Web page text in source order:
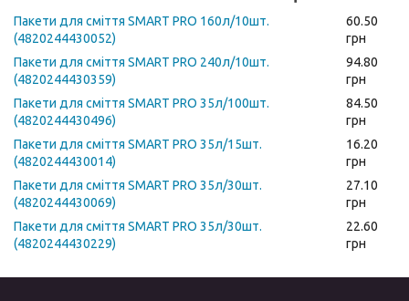
Пакети для сміття SMART PRO 160л/10шт.
(4820244430052)
60.50
грн
Пакети для сміття SMART PRO 240л/10шт.
(4820244430359)
94.80
грн
Пакети для сміття SMART PRO 35л/100шт.
(4820244430496)
84.50
грн
Пакети для сміття SMART PRO 35л/15шт.
(4820244430014)
16.20
грн
Пакети для сміття SMART PRO 35л/30шт.
(4820244430069)
27.10
грн
Пакети для сміття SMART PRO 35л/30шт.
(4820244430229)
22.60
грн